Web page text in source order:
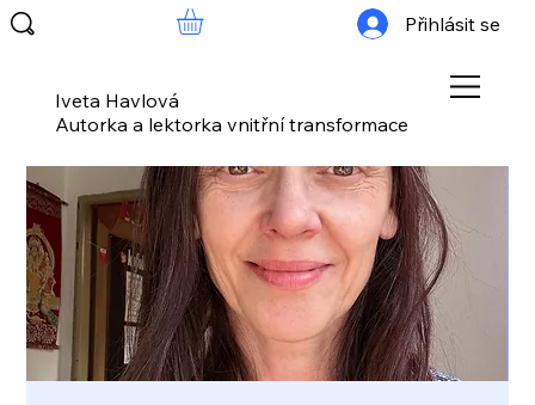
Iveta Havlová
Autorka a lektorka vnitřní transformace
Přihlásit se